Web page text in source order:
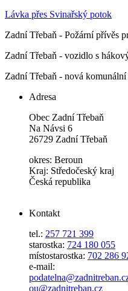
Lávka přes Svinařský potok
Zadní Třebaň - Požární přívěs
Zadní Třebaň - vozidlo s
Zadní Třebaň - nová komunální
Adresa
Obec Zadní Třebaň
Na Návsi 6
26729 Zadní Třebaň
okres: Beroun
Kraj: Středočeský kraj
Česká republika
Kontakt
tel.: 257 721 399
starostka: 724 180 055
místostarostka: 702 286
e-mail:
ou@zadnitreban.cz